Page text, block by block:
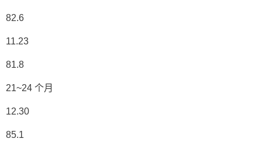
82.6
11.23
81.8
21~24 个月
12.30
85.1